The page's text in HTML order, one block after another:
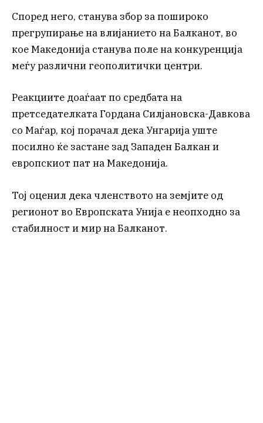
Според него, станува збор за пошироко
прегрупирање на влијанието на Балканот, во
кое Македонија станува поле на конкуренција
меѓу различни геополитички центри.
Реакциите доаѓаат по средбата на
претседателката Гордана Силјановска-Давкова
со Маѓар, кој порачал дека Унгарија уште
посилно ќе застане зад Западен Балкан и
европскиот пат на Македонија.
Тој оценил дека членството на земјите од
регионот во Европската Унија е неопходно за
стабилност и мир на Балканот.